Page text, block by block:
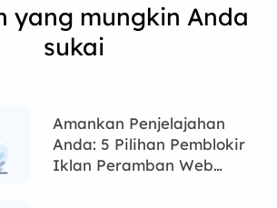
yang mungkin Anda
sukai
Amankan Penjelajahan
Anda: 5 Pilihan Pemblokir
Iklan Peramban Web